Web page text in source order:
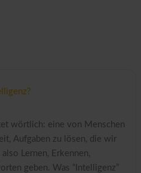
wörtlich: eine von Menschen
Aufgaben zu lösen, die wir
Lernen, Erkennen,
geben. Was “Intelligenz”